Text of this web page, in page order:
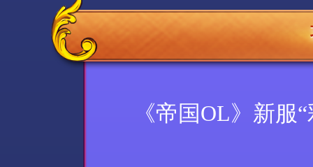
《帝国OL》新服